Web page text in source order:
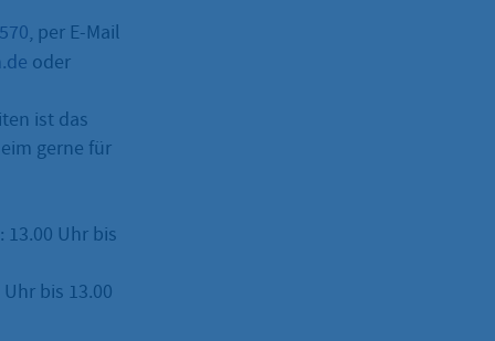
, per E-Mail
oder
ist das
gerne für
13.00 Uhr bis
bis 13.00